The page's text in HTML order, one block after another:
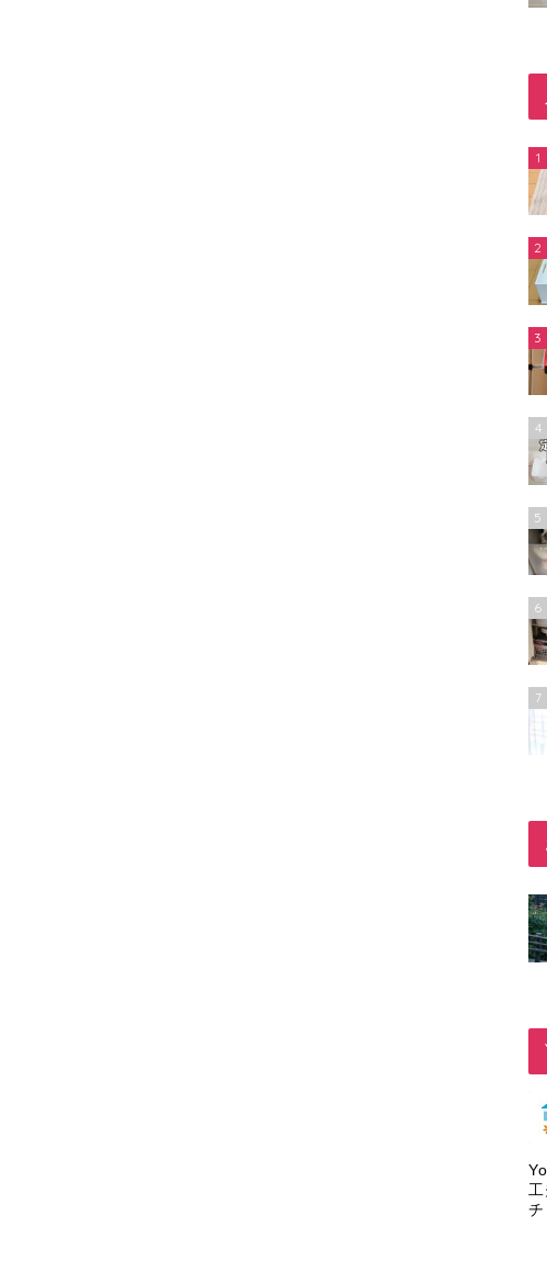
1
2
3
4
5
6
7
工